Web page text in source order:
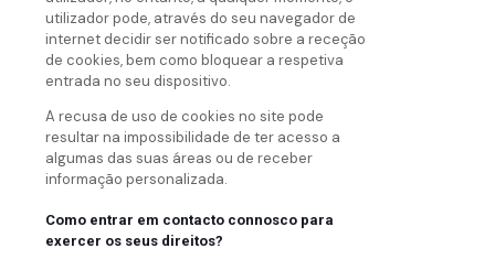
utilizador pode, através do seu navegador de
internet decidir ser notificado sobre a receção
de cookies, bem como bloquear a respetiva
entrada no seu dispositivo.
A recusa de uso de cookies no site pode
resultar na impossibilidade de ter acesso a
algumas das suas áreas ou de receber
informação personalizada.
Como entrar em contacto connosco para
exercer os seus direitos?